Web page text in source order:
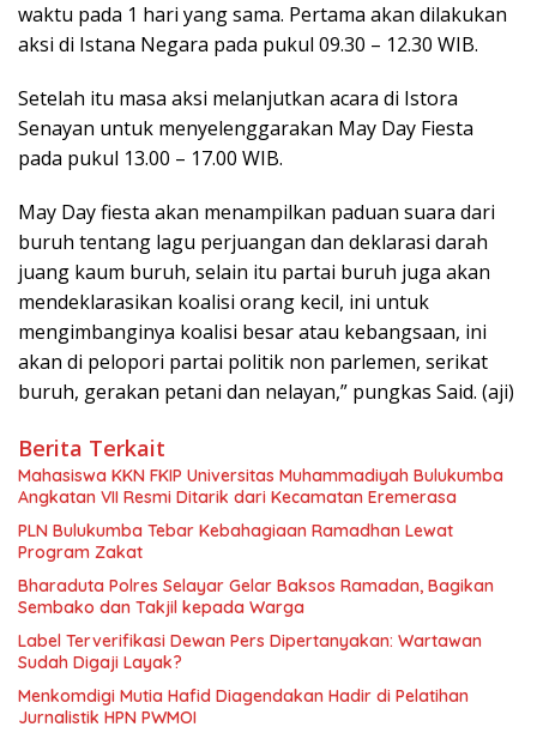
waktu pada 1 hari yang sama. Pertama akan dilakukan
aksi di Istana Negara pada pukul 09.30 – 12.30 WIB.
Setelah itu masa aksi melanjutkan acara di Istora
Senayan untuk menyelenggarakan May Day Fiesta
pada pukul 13.00 – 17.00 WIB.
May Day fiesta akan menampilkan paduan suara dari
buruh tentang lagu perjuangan dan deklarasi darah
juang kaum buruh, selain itu partai buruh juga akan
mendeklarasikan koalisi orang kecil, ini untuk
mengimbanginya koalisi besar atau kebangsaan, ini
akan di pelopori partai politik non parlemen, serikat
buruh, gerakan petani dan nelayan,” pungkas Said. (aji)
Berita Terkait
Mahasiswa KKN FKIP Universitas Muhammadiyah Bulukumba
Angkatan VII Resmi Ditarik dari Kecamatan Eremerasa
PLN Bulukumba Tebar Kebahagiaan Ramadhan Lewat
Program Zakat
Bharaduta Polres Selayar Gelar Baksos Ramadan, Bagikan
Sembako dan Takjil kepada Warga
Label Terverifikasi Dewan Pers Dipertanyakan: Wartawan
Sudah Digaji Layak?
Menkomdigi Mutia Hafid Diagendakan Hadir di Pelatihan
Jurnalistik HPN PWMOI